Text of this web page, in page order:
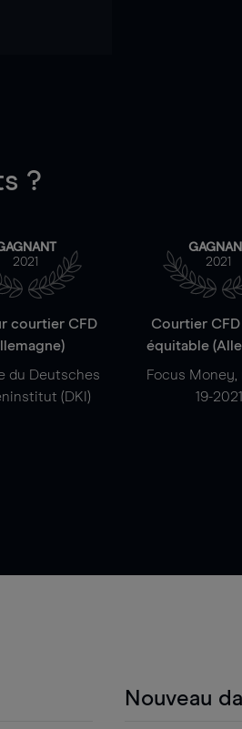
?
2021
courtier CFD
du Deutsches
(DKI)
2021
Courtier
équitable
Focus
19-2021
Nouveau